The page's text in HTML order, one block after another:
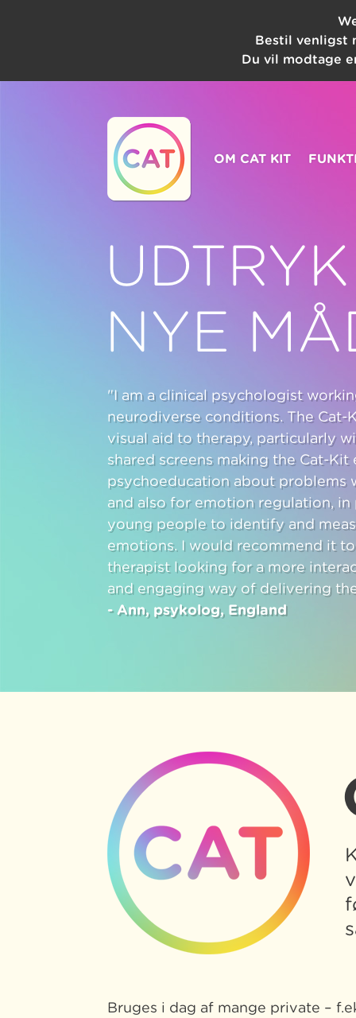
Bestil venligst
Du vil modtage
OM CAT KIT
NYE
"I am a clinical psychologist
neurodiverse conditions. The
visual aid to therapy, particularly
shared screens making the Cat-
psychoeducation about problems
and also for emotion regulation,
young people to identify and
emotions. I would recommend it
therapist looking for a more
and engaging way of delivering
- Ann, psykolog, England
Bruges i dag af mange private –